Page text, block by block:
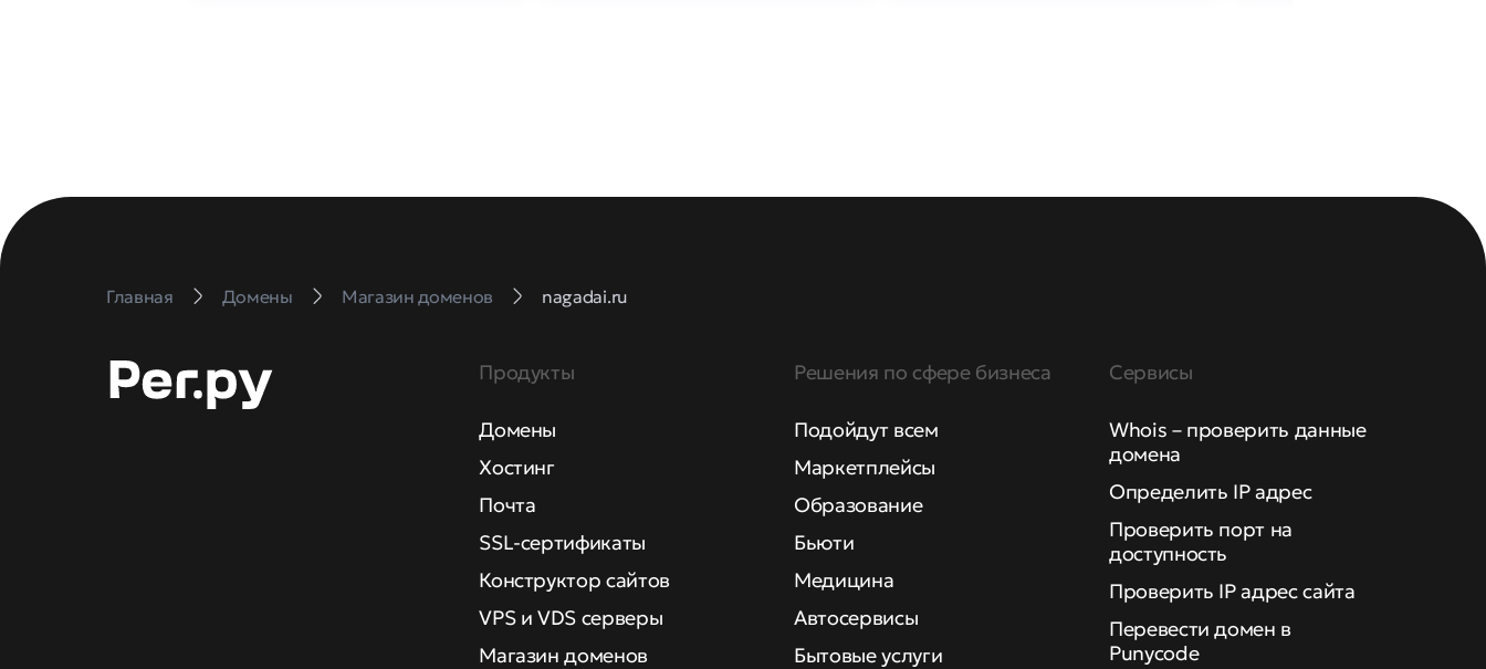
Главная Домены Магазин доменов nagadai.ru
Продукты
Домены
Хостинг
Почта
SSL-сертификаты
Конструктор сайтов
VPS и VDS серверы
Магазин доменов
Решения по сфере бизнеса
Подойдут всем
Маркетплейсы
Образование
Бьюти
Медицина
Автосервисы
Бытовые услуги
Сервисы
Whois – проверить данные
домена
Определить IP адрес
Проверить порт на
доступность
Проверить IP адрес сайта
Перевести домен в
Punycode